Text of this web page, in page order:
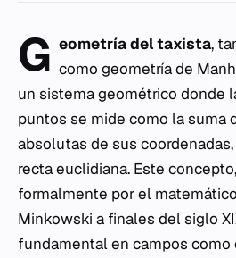
G eometría del taxista,
como geometría de
un sistema geométrico donde
puntos se mide como la suma
absolutas de sus
recta euclidiana. Este
formalmente por el
Minkowski a finales del siglo
fundamental en campos